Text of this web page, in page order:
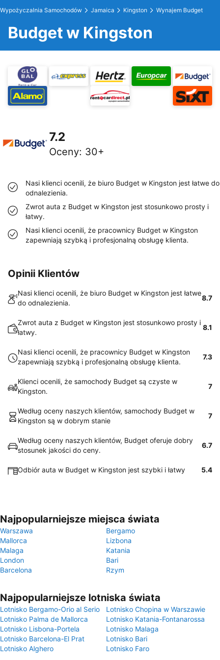
Wypożyczalnia Samochodów Jamaica Kingston Wynajem Budget
Budget w Kingston
7.2
Oceny: 30+
Nasi klienci ocenili, że biuro Budget w Kingston jest łatwe do
odnalezienia.
Zwrot auta z Budget w Kingston jest stosunkowo prosty i
łatwy.
Nasi klienci ocenili, że pracownicy Budget w Kingston
zapewniają szybką i profesjonalną obsługę klienta.
Opinii Klientów
Nasi klienci ocenili, że biuro Budget w Kingston jest łatwe
do odnalezienia.
8.7
Zwrot auta z Budget w Kingston jest stosunkowo prosty i
łatwy.
8.1
Nasi klienci ocenili, że pracownicy Budget w Kingston
zapewniają szybką i profesjonalną obsługę klienta.
7.3
Klienci ocenili, że samochody Budget są czyste w
Kingston.
7
Według oceny naszych klientów, samochody Budget w
Kingston są w dobrym stanie
7
Według oceny naszych klientów, Budget oferuje dobry
stosunek jakości do ceny.
6.7
Odbiór auta w Budget w Kingston jest szybki i łatwy 5.4
Najpopularniejsze miejsca świata
Warszawa
Bergamo
Mallorca
Lizbona
Malaga
Katania
London
Bari
Barcelona
Rzym
Najpopularniejsze lotniska świata
Lotnisko Bergamo-Orio al Serio
Lotnisko Chopina w Warszawie
Lotnisko Palma de Mallorca
Lotnisko Katania-Fontanarossa
Lotnisko Lisbona-Portela
Lotnisko Malaga
Lotnisko Barcelona-El Prat
Lotnisko Bari
Lotnisko Alghero
Lotnisko Faro